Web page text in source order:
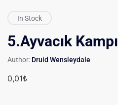
In Stock
5.Ayvacık Kampı
Author: Druid Wensleydale
0,01₺